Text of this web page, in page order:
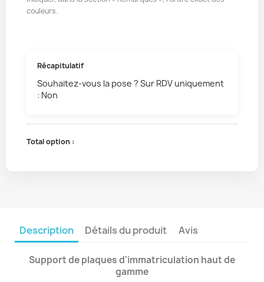
couleurs.
Récapitulatif
Souhaitez-vous la pose ? Sur RDV uniquement
: Non
Total option :
Description Détails du produit Avis
Support de plaques d'immatriculation haut de
gamme